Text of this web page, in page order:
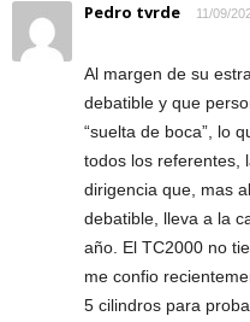
Pedro tvrde 11/09/
Al margen de su
debatible y que
“suelta de boca”, lo
todos los referentes,
dirigencia que, mas
debatible, lleva a la
año. El TC2000 no
me confio
5 cilindros para